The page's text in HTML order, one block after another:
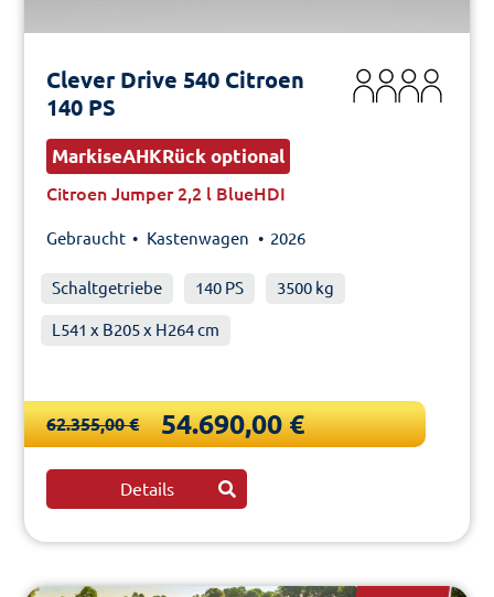
Clever Drive 540 Citroen
140 PS
MarkiseAHKRück optional
Citroen Jumper 2,2 l BlueHDI
Gebraucht • Kastenwagen • 2026
Schaltgetriebe 140 PS 3500 kg
L541 x B205 x H264 cm
62.355,00 € 54.690,00 €
Details